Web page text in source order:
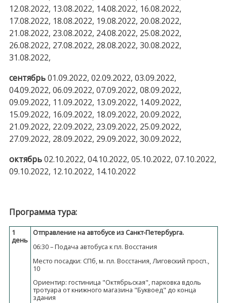
12.08.2022, 13.08.2022, 14.08.2022, 16.08.2022,
17.08.2022, 18.08.2022, 19.08.2022, 20.08.2022,
21.08.2022, 23.08.2022, 24.08.2022, 25.08.2022,
26.08.2022, 27.08.2022, 28.08.2022, 30.08.2022,
31.08.2022,
сентябрь01.09.2022, 02.09.2022, 03.09.2022,
04.09.2022, 06.09.2022, 07.09.2022, 08.09.2022,
09.09.2022, 11.09.2022, 13.09.2022, 14.09.2022,
15.09.2022, 16.09.2022, 18.09.2022, 20.09.2022,
21.09.2022, 22.09.2022, 23.09.2022, 25.09.2022,
27.09.2022, 28.09.2022, 29.09.2022, 30.09.2022,
октябрь02.10.2022, 04.10.2022, 05.10.2022, 07.10.2022,
09.10.2022, 12.10.2022, 14.10.2022
Программа тура:
1
день
Отправление на автобусе из Санкт-Петербурга.
06:30 – Подача автобуса к пл. Восстания
Место посадки: СПб, м. пл. Восстания, Лиговский просп.,
10
Ориентир: гостиница "Октябрьская", парковка вдоль
тротуара от книжного магазина "Буквоед" до конца
здания